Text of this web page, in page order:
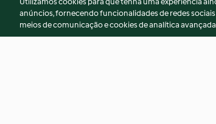
anúncios, fornecendo funcionalidades de redes
meios de comunicação e cookies de analítica